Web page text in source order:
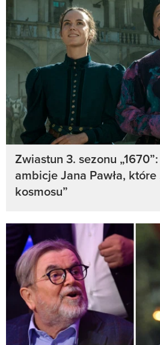
Zwiastun 3. sezonu
ambicje Jana Pawła, które
kosmosu”